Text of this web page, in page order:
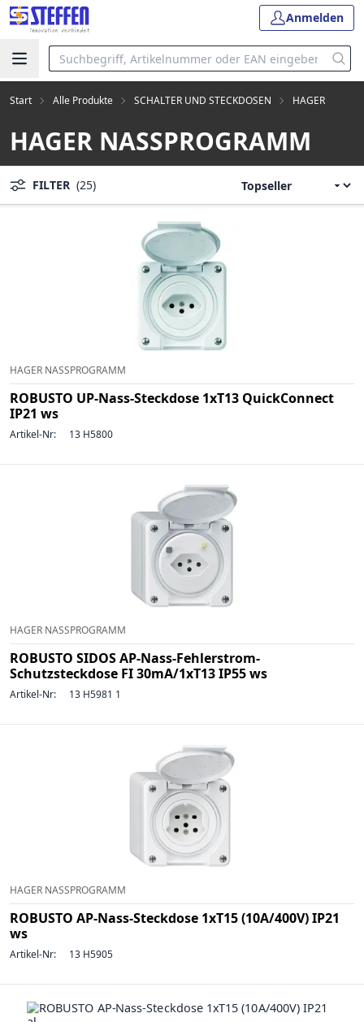
Anmelden
Start Alle Produkte SCHALTER UND STECKDOSEN HAGER
HAGER NASSPROGRAMM
FILTER (25)
HAGER NASSPROGRAMM
ROBUSTO UP-Nass-Steckdose 1xT13 QuickConnect
IP21 ws
Artikel-Nr: 13 H5800
HAGER NASSPROGRAMM
ROBUSTO SIDOS AP-Nass-Fehlerstrom-
Schutzsteckdose FI 30mA/1xT13 IP55 ws
Artikel-Nr: 13 H5981 1
HAGER NASSPROGRAMM
ROBUSTO AP-Nass-Steckdose 1xT15 (10A/400V) IP21
ws
Artikel-Nr: 13 H5905